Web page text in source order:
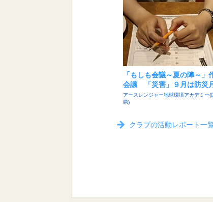
「もしも会議～夏の陣～」
会議 「災害」９月は防災
アースレンジャー地球環境アカデミー(
県)
クラブの活動レポート一